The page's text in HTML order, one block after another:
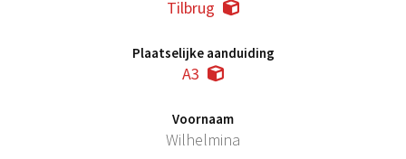
Tilbrug
Plaatselijke aanduiding
A3
Voornaam
Wilhelmina